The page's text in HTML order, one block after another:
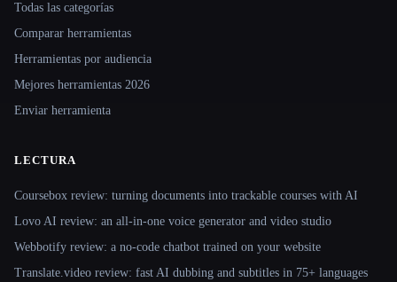
Todas las categorías
Comparar herramientas
Herramientas por audiencia
Mejores herramientas 2026
Enviar herramienta
LECTURA
Coursebox review: turning documents into trackable courses with AI
Lovo AI review: an all-in-one voice generator and video studio
Webbotify review: a no-code chatbot trained on your website
Translate.video review: fast AI dubbing and subtitles in 75+ languages